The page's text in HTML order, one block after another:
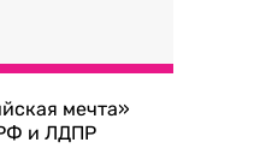
мечта»
и ЛДПР